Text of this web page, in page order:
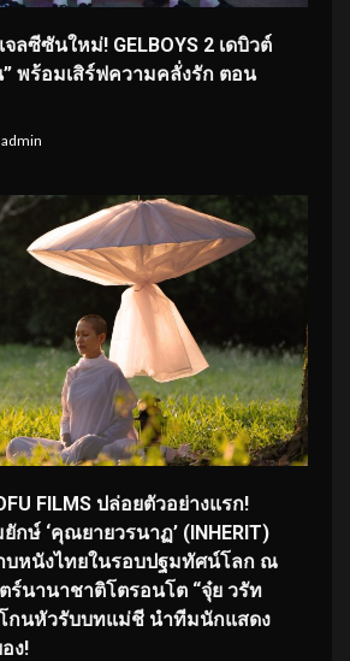
จลซีซันใหม่! GELBOYS 2 เดบิวต์
พร้อมเสิร์ฟความคลั่งรัก ตอน
admin
FILMS ปล่อยตัวอย่างแรก!
ษ์ ‘คุณยายวรนาฏ’ (INHERIT)
บหนังไทยในรอบปฐมทัศน์โลก ณ
ร์นานาชาติโตรอนโต “จุ๋ย วรัท
กนหัวรับบทแม่ชี นำทีมนักแสดง
ง!